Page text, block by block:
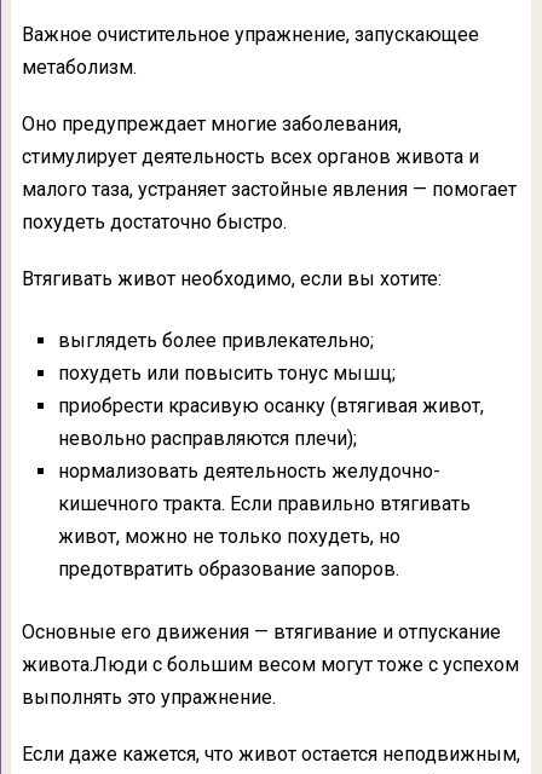
Важное очистительное упражнение, запускающее
метаболизм.
Оно предупреждает многие заболевания,
стимулирует деятельность всех органов живота и
малого таза, устраняет застойные явления — помогает
похудеть достаточно быстро.
Втягивать живот необходимо, если вы хотите:
выглядеть более привлекательно;
похудеть или повысить тонус мышц;
приобрести красивую осанку (втягивая живот,
невольно расправляются плечи);
нормализовать деятельность желудочно-
кишечного тракта. Если правильно втягивать
живот, можно не только похудеть, но
предотвратить образование запоров.
Основные его движения — втягивание и отпускание
живота.Люди с большим весом могут тоже с успехом
выполнять это упражнение.
Если даже кажется, что живот остается неподвижным,